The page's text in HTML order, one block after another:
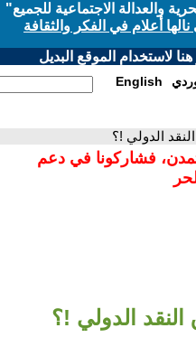
الاجتماعية للجميع"
أعلام في الفكر والثقافة
لاستخدام الموقع البديل
English
الدولي !؟
فشاركونا في دعم
الدولي !؟